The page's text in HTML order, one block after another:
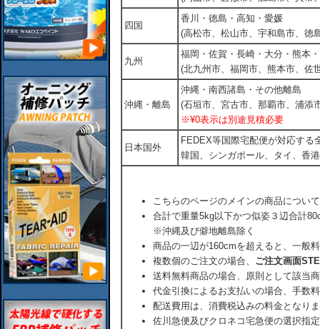
四国
香川・徳島・高知・愛媛
(高松市、松山市、宇和島市、徳
九州
福岡・佐賀・長崎・大分・熊本
(北九州市、福岡市、熊本市、佐
沖縄・離島
沖縄・南西諸島・その他離島
(石垣市、宮古市、那覇市、浦添
※¥0表示は別途見積必要
日本国外
FEDEX等国際宅配便が対応す
韓国、シンガポール、タイ、香
こちらのページのメインの商品につい
合計で重量5kg以下かつ似姿３辺合計
※沖縄及び僻地離島除く
商品の一辺が160cmを超えると、一般
複数個のご注文の場合、 ご注文画面
送料無料商品の場合、原則として該当
代金引換によるお支払いの場合、手数
配送費用は、消費税込みの料金となり
佐川急便及びクロネコ宅急便の選択指